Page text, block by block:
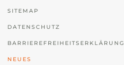
SITEMAP
DATENSCHUTZ
BARRIEREFREIHEITSERKLÄRUNG
NEUES